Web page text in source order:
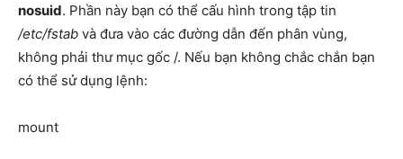
nosuid. Phần này bạn có thể cấu hình trong tập tin
/etc/fstab và đưa vào các đường dẫn đến phân vùng,
không phải thư mục gốc /. Nếu bạn không chắc chắn bạn
có thể sử dụng lệnh:
mount